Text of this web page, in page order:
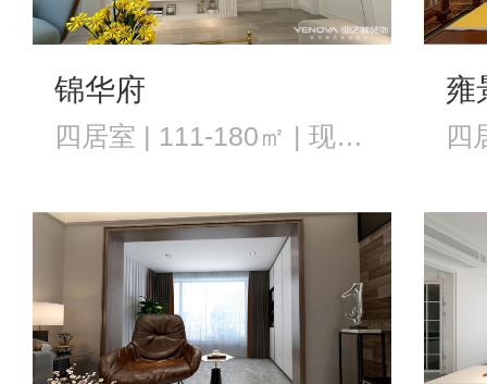
锦华府
四居室 | 111-180㎡ | 现代风格
雍